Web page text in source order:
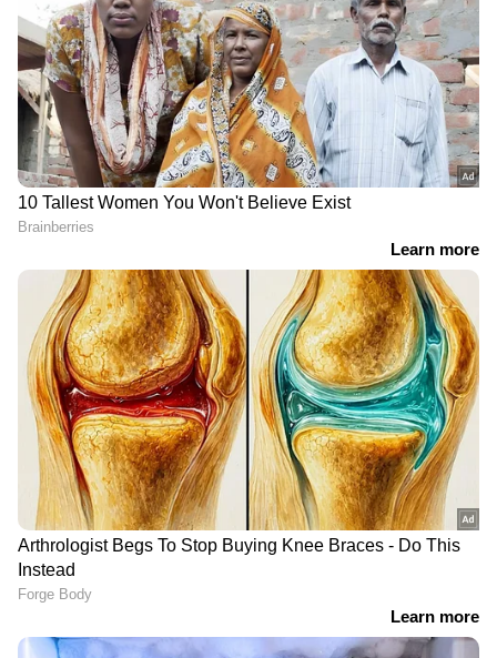
എല്ലാം ഒരൊറ്റ സ്ഥലത്ത്. ഏത് സമയത്തും,
എവിടെയും വിശ്വസനീയമായ വാർത്തകൾ
ലഭിക്കാൻAsianet News Malayalam
RECOMMENDED STORIES